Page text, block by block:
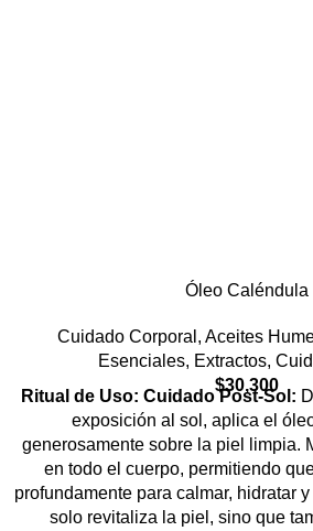
Óleo Caléndula
Cuidado Corporal , Aceites
Esenciales, Extractos,
$30,300
Ritual de Uso: Cuidado Post-Sol:
exposición al sol, aplica el
generosamente sobre la piel limpia.
en todo el cuerpo, permitiendo
profundamente para calmar, hidratar
solo revitaliza la piel, sino que